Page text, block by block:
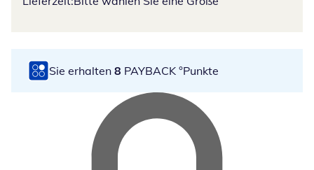
Sie erhalten 8 PAYBACK °Punkte